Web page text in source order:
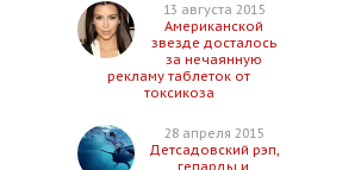
13 августа 2015
Американской
звезде досталось
за нечаянную
рекламу таблеток от
токсикоза
28 апреля 2015
Детсадовский рэп,